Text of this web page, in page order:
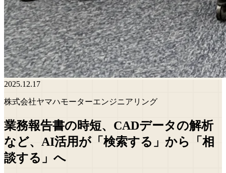
2025.12.17
株式会社ヤマハモーターエンジニアリング
業務報告書の時短、CADデータの解析
など、AI活用が「検索する」から「相
談する」へ